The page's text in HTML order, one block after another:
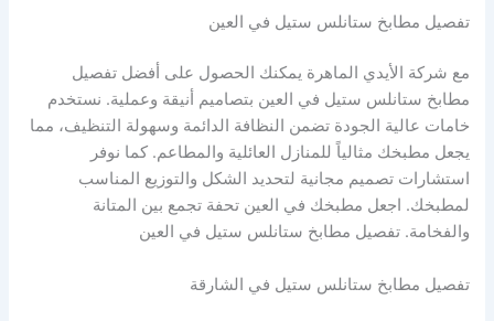
تفصيل مطابخ ستانلس ستيل في العين
مع شركة الأيدي الماهرة يمكنك الحصول على أفضل تفصيل
مطابخ ستانلس ستيل في العين بتصاميم أنيقة وعملية. نستخدم
خامات عالية الجودة تضمن النظافة الدائمة وسهولة التنظيف، مما
يجعل مطبخك مثالياً للمنازل العائلية والمطاعم. كما نوفر
استشارات تصميم مجانية لتحديد الشكل والتوزيع المناسب
لمطبخك. اجعل مطبخك في العين تحفة تجمع بين المتانة
والفخامة. تفصيل مطابخ ستانلس ستيل في العين
تفصيل مطابخ ستانلس ستيل في الشارقة